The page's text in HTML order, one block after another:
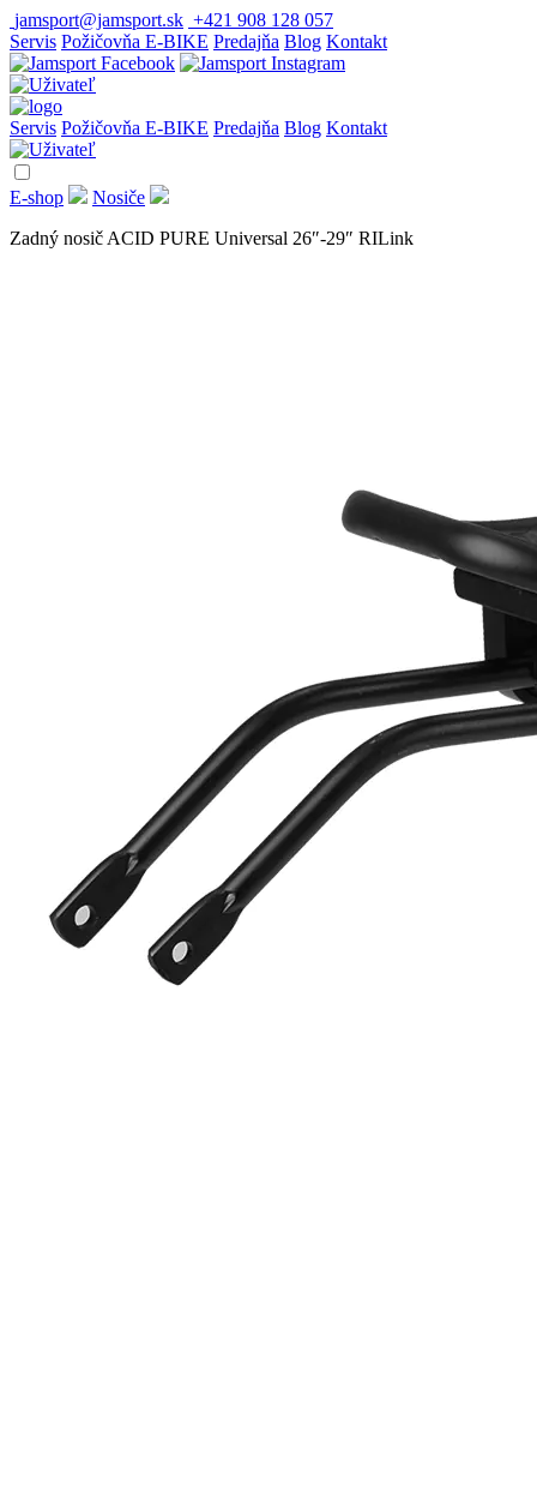
jamsport@jamsport.sk +421 908 128 057
Servis Požičovňa E-BIKE Predajňa Blog Kontakt
Servis Požičovňa E-BIKE Predajňa Blog Kontakt
E-shop
Nosiče
Zadný nosič ACID PURE Universal 26″-29″ RILink